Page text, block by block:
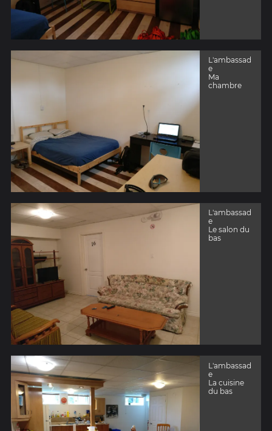
L'ambassad
e
Ma
chambre
L'ambassad
e
Le salon du
bas
L'ambassad
e
La cuisine
du bas